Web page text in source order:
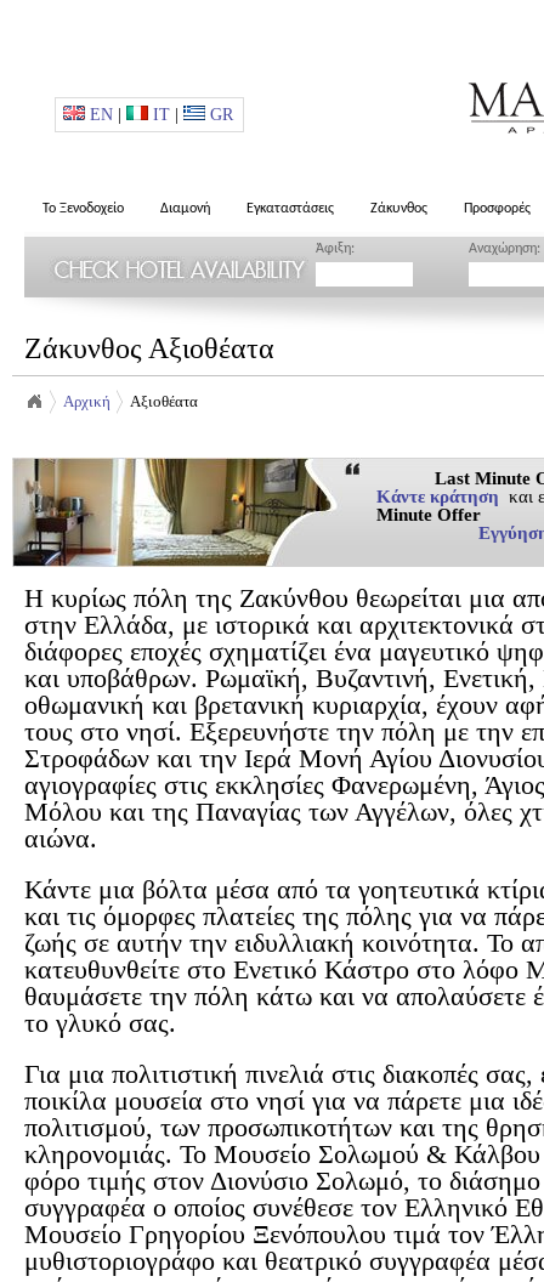
EN IT GR
Το Ξενοδοχείο Διαμονή Εγκαταστάσεις Ζάκυνθος Προσφορές
Άφιξη: Αναχώρηση:
Ζάκυνθος Αξιοθέατα
Αρχική Αξιοθέατα
Last Minute
Κάντε κράτηση και
Minute Offer
Η κυρίως πόλη της Ζακύνθου θεωρείται μια
στην Ελλάδα, με ιστορικά και αρχιτεκτονικά
διάφορες εποχές σχηματίζει ένα μαγευτικό
και υποβάθρων. Ρωμαϊκή, Βυζαντινή,
οθωμανική και βρετανική κυριαρχία, έχουν
τους στο νησί. Εξερευνήστε την πόλη με την
Στροφάδων και την Ιερά Μονή Αγίου
αγιογραφίες στις εκκλησίες Φανερωμένη,
Μόλου και της Παναγίας των Αγγέλων, όλες
αιώνα.
Κάντε μια βόλτα μέσα από τα γοητευτικά
και τις όμορφες πλατείες της πόλης για να
ζωής σε αυτήν την ειδυλλιακή κοινότητα. Το
κατευθυνθείτε στο Ενετικό Κάστρο στο λόφο
θαυμάσετε την πόλη κάτω και να απολαύσετε
το γλυκό σας.
Για μια πολιτιστική πινελιά στις διακοπές σας,
ποικίλα μουσεία στο νησί για να πάρετε μια
πολιτισμού, των προσωπικοτήτων και της
κληρονομιάς. Το Μουσείο Σολωμού & Κάλβου
φόρο τιμής στον Διονύσιο Σολωμό, το διάσημο
συγγραφέα ο οποίος συνέθεσε τον Ελληνικό
Μουσείο Γρηγορίου Ξενόπουλου τιμά τον
μυθιστοριογράφο και θεατρικό συγγραφέα